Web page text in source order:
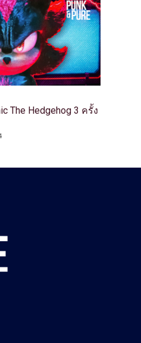
The Hedgehog 3 ครั้ง